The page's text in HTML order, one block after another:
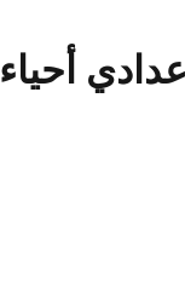
أحياء 2027